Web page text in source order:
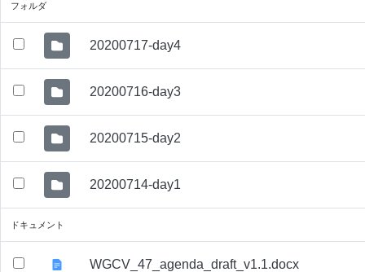
フォルダ
20200717-day4
20200716-day3
20200715-day2
20200714-day1
ドキュメント
WGCV_47_agenda_draft_v1.1.docx